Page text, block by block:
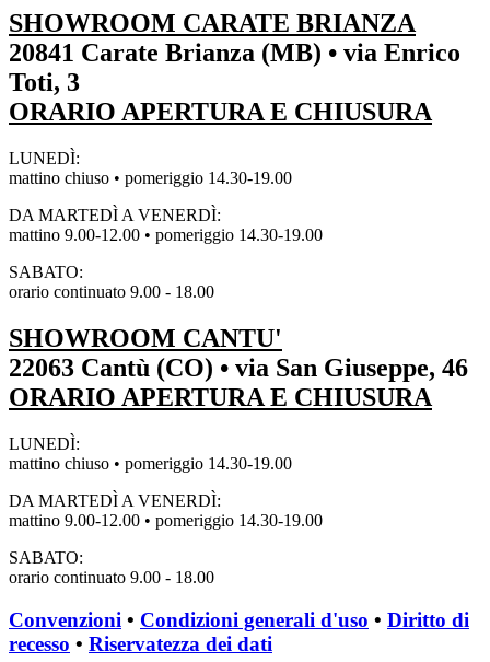
SHOWROOM CARATE BRIANZA
20841 Carate Brianza (MB) • via Enrico
Toti, 3
ORARIO APERTURA E CHIUSURA
LUNEDÌ:
mattino chiuso • pomeriggio 14.30-19.00
DA MARTEDÌ A VENERDÌ:
mattino 9.00-12.00 • pomeriggio 14.30-19.00
SABATO:
orario continuato 9.00 - 18.00
SHOWROOM CANTU'
22063 Cantù (CO) • via San Giuseppe, 46
ORARIO APERTURA E CHIUSURA
LUNEDÌ:
mattino chiuso • pomeriggio 14.30-19.00
DA MARTEDÌ A VENERDÌ:
mattino 9.00-12.00 • pomeriggio 14.30-19.00
SABATO:
orario continuato 9.00 - 18.00
Convenzioni • Condizioni generali d'uso • Diritto di
recesso • Riservatezza dei dati